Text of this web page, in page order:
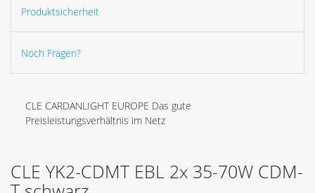
Produktsicherheit
Noch Fragen?
CLE CARDANLIGHT EUROPE Das gute
Preisleistungsverhältnis im Netz
CLE YK2-CDMT EBL 2x 35-70W CDM-